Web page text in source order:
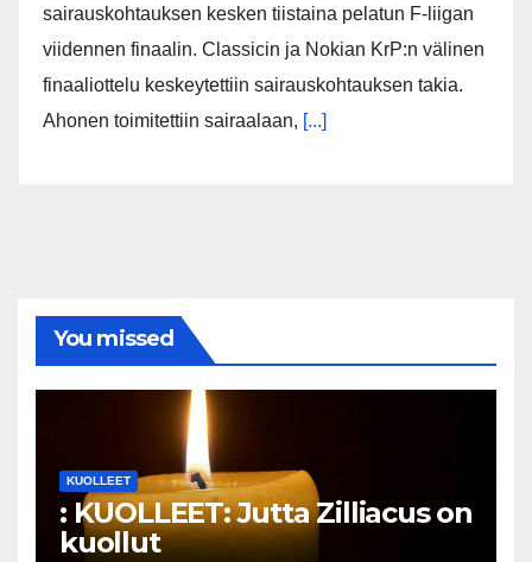
sairauskohtauksen kesken tiistaina pelatun F-liigan
viidennen finaalin. Classicin ja Nokian KrP:n välinen
finaaliottelu keskeytettiin sairauskohtauksen takia.
Ahonen toimitettiin sairaalaan, [...]
You missed
KUOLLEET
: KUOLLEET: Jutta Zilliacus on
kuollut